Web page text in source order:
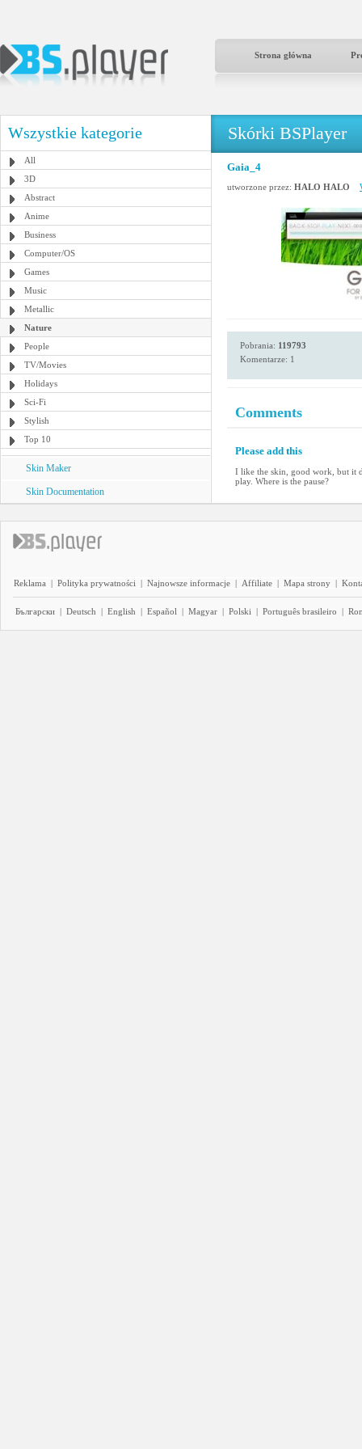
Strona główna
Wszystkie kategorie
All
3D
Abstract
Anime
Business
Computer/OS
Games
Music
Metallic
Nature
People
TV/Movies
Holidays
Sci-Fi
Stylish
Top 10
Skin Maker
Skin Documentation
Skórki BSPlayer
Gaia_4
utworzone przez: HALO HALO
Pobrania: 119793
Komentarze: 1
Comments
Please add this
I like the skin, good work, but it
play. Where is the pause?
Reklama | Polityka prywatności | Najnowsze informacje | Affiliate | Mapa strony |
Български | Deutsch | English | Español | Magyar | Polski | Português brasileiro |